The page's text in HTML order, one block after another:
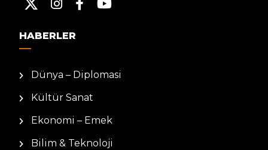
HABERLER
Dünya – Diplomasi
Kültür Sanat
Ekonomi – Emek
Bilim & Teknoloji